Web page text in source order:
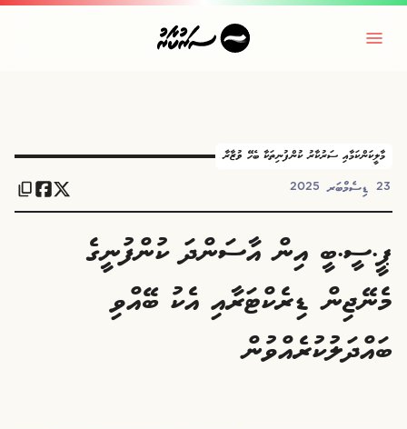
މާލީކަންކަމާއި ސަރުކާރު ކުންފުނިތަކާ ބެހޭ ވުޒާރާ
23 ޑިސެމްބަރ 2025
ޕީ.ސީ.ބީ އިން އާސަންދަ ކުންފުނީގެ
މެނޭޖިން ޑިރެކްޓަރާއި އެކު ބޭއްވި
ބައްދަލުކުރެއްވުން